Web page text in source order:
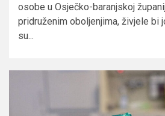
osobe u Osječko-baranjskoj
pridruženim oboljenjima, živjele bi
su...